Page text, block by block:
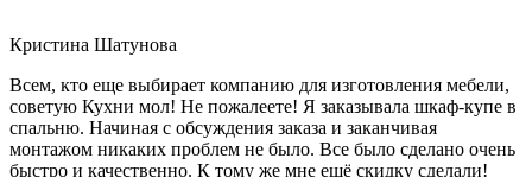
Кристина Шатунова
Всем, кто еще выбирает компанию для изготовления мебели,
советую Кухни мол! Не пожалеете! Я заказывала шкаф-купе в
спальню. Начиная с обсуждения заказа и заканчивая
монтажом никаких проблем не было. Все было сделано очень
быстро и качественно. К тому же мне ещё скидку сделали!